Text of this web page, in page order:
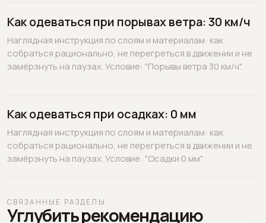
Как одеваться при порывах ветра: 30 км/ч
Наглядная инструкция по слоям и материалам: как
собраться рационально, не перегреться в движении и не
замёрзнуть на паузах. Условие: "Порывы ветра 30 км/ч".
Как одеваться при осадках: 0 мм
Наглядная инструкция по слоям и материалам: как
собраться рационально, не перегреться в движении и не
замёрзнуть на паузах. Условие: "Осадки 0 мм".
СВЯЗАННЫЕ РАЗДЕЛЫ
Углубить рекомендацию